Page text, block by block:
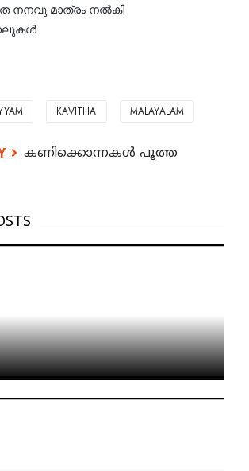
നനവു മാത്രം നൽകി
KAVITHA MALAYALAM
കണിക്കൊന്നകൾ പൂത്ത